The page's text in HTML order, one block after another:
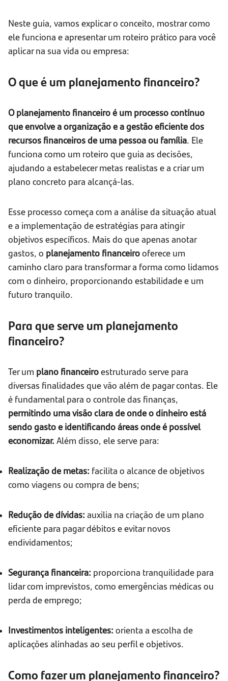
Neste guia, vamos explicar o conceito, mostrar como
ele funciona e apresentar um roteiro prático para você
aplicar na sua vida ou empresa:
O que é um planejamento financeiro?
O planejamento financeiro é um processo contínuo
que envolve a organização e a gestão eficiente dos
recursos financeiros de uma pessoa ou família. Ele
funciona como um roteiro que guia as decisões,
ajudando a estabelecer metas realistas e a criar um
plano concreto para alcançá-las.
Esse processo começa com a análise da situação atual
e a implementação de estratégias para atingir
objetivos específicos. Mais do que apenas anotar
gastos, o planejamento financeirooferece um
caminho claro para transformar a forma como lidamos
com o dinheiro, proporcionando estabilidade e um
futuro tranquilo.
Para que serve um planejamento
financeiro?
Ter um plano financeiroestruturado serve para
diversas finalidades que vão além de pagar contas. Ele
é fundamental para o controle das finanças,
permitindo uma visão clara de onde o dinheiro está
sendo gasto e identificando áreas onde é possível
economizar. Além disso, ele serve para:
Realização de metas: facilita o alcance de objetivos
como viagens ou compra de bens;
Redução de dívidas: auxilia na criação de um plano
eficiente para pagar débitos e evitar novos
endividamentos;
Segurança financeira: proporciona tranquilidade para
lidar com imprevistos, como emergências médicas ou
perda de emprego;
Investimentos inteligentes: orienta a escolha de
aplicações alinhadas ao seu perfil e objetivos.
Como fazer um planejamento financeiro?